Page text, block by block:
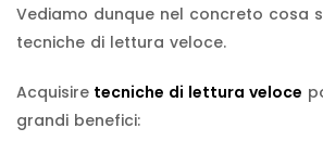
Vediamo dunque nel concreto cosa
tecniche di lettura veloce.
Acquisire tecniche di lettura veloce
grandi benefici: